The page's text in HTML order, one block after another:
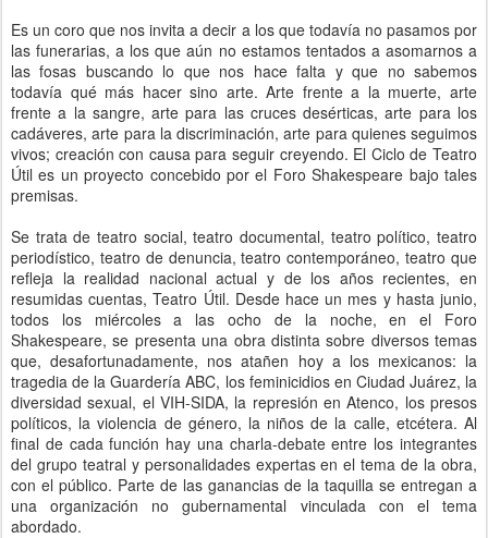
Es un coro que nos invita a decir a los que todavía no pasamos por
las funerarias, a los que aún no estamos tentados a asomarnos a
las fosas buscando lo que nos hace falta y que no sabemos
todavía qué más hacer sino arte. Arte frente a la muerte, arte
frente a la sangre, arte para las cruces desérticas, arte para los
cadáveres, arte para la discriminación, arte para quienes seguimos
vivos; creación con causa para seguir creyendo. El Ciclo de Teatro
Útil es un proyecto concebido por el Foro Shakespeare bajo tales
premisas.
Se trata de teatro social, teatro documental, teatro político, teatro
periodístico, teatro de denuncia, teatro contemporáneo, teatro que
refleja la realidad nacional actual y de los años recientes, en
resumidas cuentas, Teatro Útil. Desde hace un mes y hasta junio,
todos los miércoles a las ocho de la noche, en el Foro
Shakespeare, se presenta una obra distinta sobre diversos temas
que, desafortunadamente, nos atañen hoy a los mexicanos: la
tragedia de la Guardería ABC, los feminicidios en Ciudad Juárez, la
diversidad sexual, el VIH-SIDA, la represión en Atenco, los presos
políticos, la violencia de género, la niños de la calle, etcétera. Al
final de cada función hay una charla-debate entre los integrantes
del grupo teatral y personalidades expertas en el tema de la obra,
con el público. Parte de las ganancias de la taquilla se entregan a
una organización no gubernamental vinculada con el tema
abordado.